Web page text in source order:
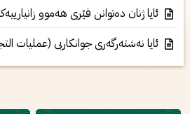
ئایا ژنان دەتوانن فێری هەموو زانیارییەک
ئایا نەشتەرگەرى جوانکاریی (عملیات